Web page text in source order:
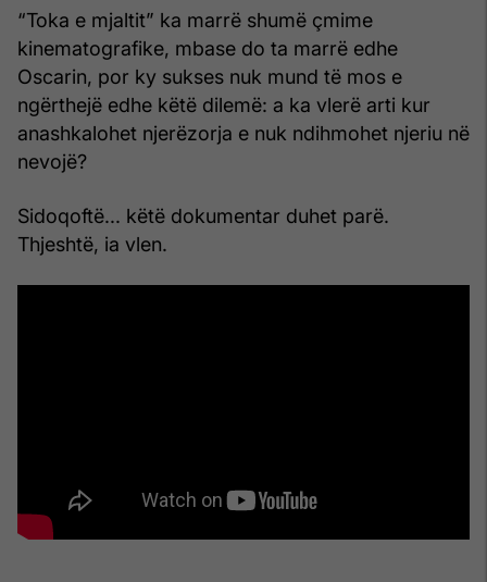
“Toka e mjaltit” ka marrë shumë çmime
kinematografike, mbase do ta marrë edhe
Oscarin, por ky sukses nuk mund të mos e
ngërthejë edhe këtë dilemë: a ka vlerë arti kur
anashkalohet njerëzorja e nuk ndihmohet njeriu në
nevojë?
Sidoqoftë... këtë dokumentar duhet parë.
Thjeshtë, ia vlen.